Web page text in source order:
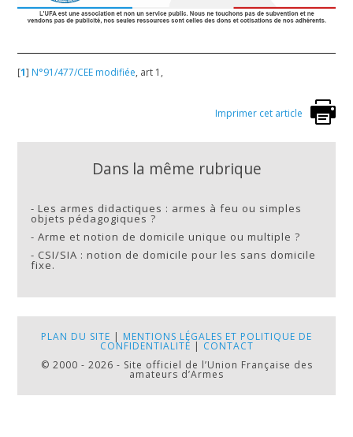
[1] N°91/477/CEE modifiée, art 1,
Imprimer cet article
Dans la même rubrique
-Les armes didactiques : armes à feu ou simples
objets pédagogiques ?
-Arme et notion de domicile unique ou multiple ?
- CSI/SIA : notion de domicile pour les sans domicile
fixe.
PLAN DU SITE | MENTIONS LÉGALES ET POLITIQUE DE
CONFIDENTIALITÉ | CONTACT
© 2000 - 2026 - Site officiel de l’Union Française des
amateurs d’Armes